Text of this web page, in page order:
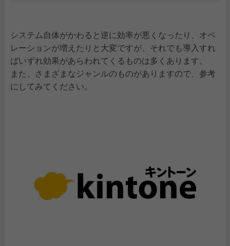
システム自体がかわると逆に効率が悪くなったり、オペ
レーションが増えたりと大変ですが、それでも導入すれ
ばいずれ効果があらわれてくるものは多くあります。
また、さまざまなジャンルのものがありますので、参考
にしてみてください。